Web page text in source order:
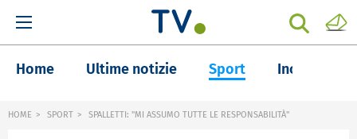
Home Ultime notizie Sport Inchieste
HOME SPORT SPALLETTI: "MI ASSUMO TUTTE LE RESPONSABILITÀ"